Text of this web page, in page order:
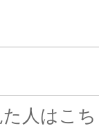
人はこ